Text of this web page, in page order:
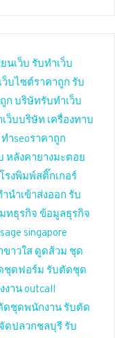
นเว็บ รับทำเว็บ
ว็บไซต์ราคาถูก รับ
ก บริษัทรับทำเว็บ
ว็บบริษัท เครื่องทาบ
ทำseoราคาถูก
หลังคายางมะตอย
โรงพิมพ์สติ๊กเกอร์
นำเข้าส่งออก รับ
ทธุรกิจ ข้อมูลธุรกิจ
singapore
ขาวใส ดูดส้วม ชุด
ชุดฟอร์ม รับตัดชุด
งาน outcall
ดชุดพนักงาน รับตัด
ดปลวกชลบุรี รับ